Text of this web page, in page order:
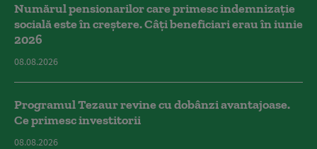
Numărul pensionarilor care primesc indemnizaţie
socială este în creștere. Câți beneficiari erau în iunie
2026
08.08.2026
Programul Tezaur revine cu dobânzi avantajoase.
Ce primesc investitorii
08.08.2026